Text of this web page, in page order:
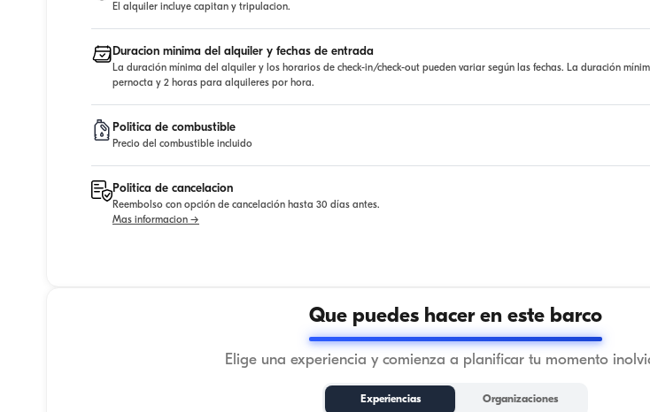
El alquiler incluye capitan y tripulacion.
Duracion minima del alquiler y fechas de entrada
La duración mínima del alquiler y los horarios de check-in/check-out pueden variar según las fechas. La duración
pernocta y 2 horas para alquileres por hora.
Politica de combustible
Precio del combustible incluido
Politica de cancelacion
Reembolso con opción de cancelación hasta 30 días antes.
Mas informacion →
Que puedes hacer en este barco
Elige una experiencia y comienza a planificar tu momento
Experiencias Organizaciones